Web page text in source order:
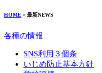
HOME > 最新NEWS
各種の情報
SNS利用３個条
いじめ防止基本方針